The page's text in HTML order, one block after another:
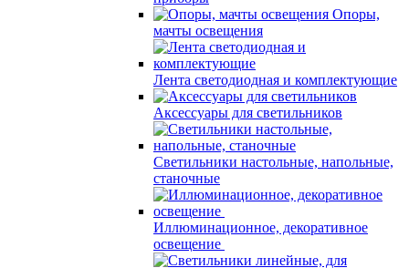
Опоры,
мачты освещения
Лента светодиодная и комплектующие
Аксессуары для светильников
Светильники настольные, напольные,
станочные
Иллюминационное, декоративное
освещение